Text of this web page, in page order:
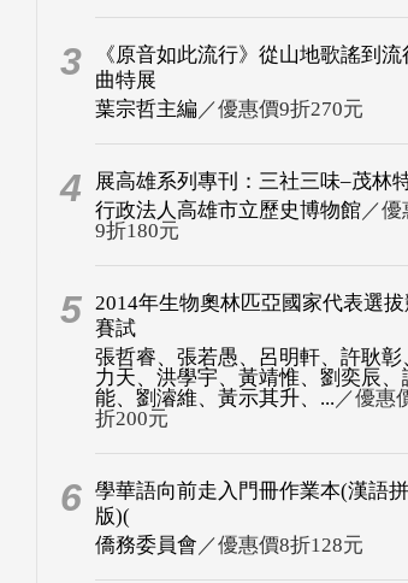
3
《原音如此流行》從山地歌謠到流
曲特展
葉宗哲主編 ／優惠價9折270元
4
展高雄系列專刊：三社三味–茂林
行政法人高雄市立歷史博物館／優
9折180元
5 2014年生物奧林匹亞國家代表選
賽試
張哲睿、張若愚、呂明軒、許耿彰
力天、洪學宇、黃靖惟、劉奕辰、
能、劉濬維、黃示其升、... ／優惠
折200元
6 學華語向前走入門冊作業本(漢語
版)(
僑務委員會 ／優惠價8折128元